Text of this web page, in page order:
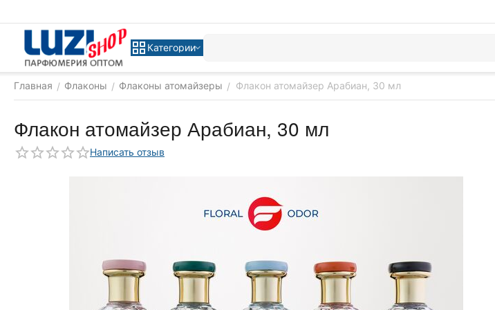
Категории
Главная / Флаконы / Флаконы атомайзеры / Флакон атомайзер Арабиан, 30 мл
Флакон атомайзер Арабиан, 30 мл
Написать отзыв